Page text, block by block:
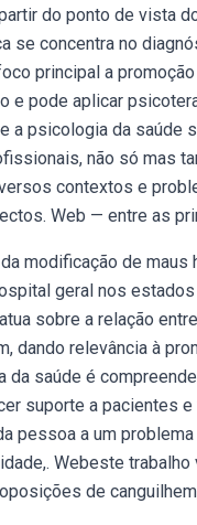
do ponto de vista
se concentra no
principal a
e pode aplicar
a psicologia da saúde
não só mas
contextos e
Web — entre as
modificação de
geral nos
sobre a relação
dando relevância à
saúde é
suporte a pacientes
pessoa a um
Webeste
de